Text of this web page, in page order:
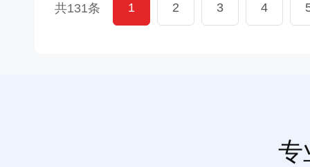
共131条 1 2 3 4
专